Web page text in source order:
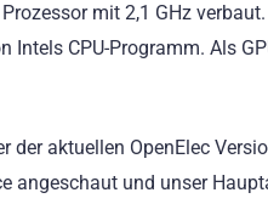
mit 2,1 GHz
CPU-Programm. Als
der aktuellen OpenElec
angeschaut und unser